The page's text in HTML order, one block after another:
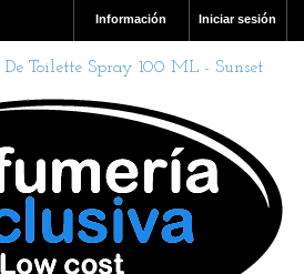
Iniciar sesión
Información
Toilette Spray 100 ML - Sunset